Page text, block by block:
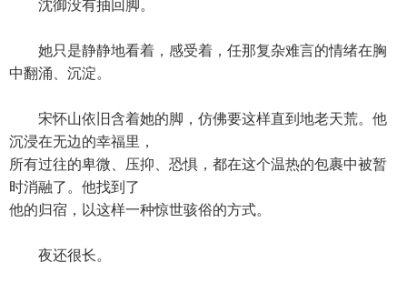
沈御没有抽回脚。
她只是静静地看着，感受着，任那复杂难言的情绪在胸
中翻涌、沉淀。
宋怀山依旧含着她的脚，仿佛要这样直到地老天荒。他
沉浸在无边的幸福里，
所有过往的卑微、压抑、恐惧，都在这个温热的包裹中被暂
时消融了。他找到了
他的归宿，以这样一种惊世骇俗的方式。
夜还很长。